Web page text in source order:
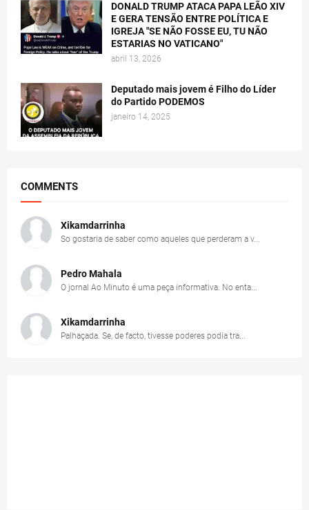
DONALD TRUMP ATACA PAPA LEÃO XIV
E GERA TENSÃO ENTRE POLÍTICA E
IGREJA "SE NÃO FOSSE EU, TU NÃO
ESTARIAS NO VATICANO"
abril 13, 2026
Deputado mais jovem é Filho do Líder
do Partido PODEMOS
janeiro 14, 2025
COMMENTS
Xikamdarrinha
So gostaria de saber como aqueles que perderam a v...
Pedro Mahala
O jornal Ao Minuto é uma peça informativa. No enta...
Xikamdarrinha
Palhaçada. Se, de facto, tivesse poderes podia tra...